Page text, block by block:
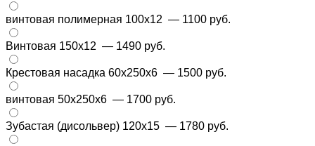
винтовая полимерная 100х12 — 1100 руб.
Винтовая 150х12 — 1490 руб.
Крестовая насадка 60x250x6 — 1500 руб.
винтовая 50х250х6 — 1700 руб.
Зубастая (дисольвер) 120х15 — 1780 руб.